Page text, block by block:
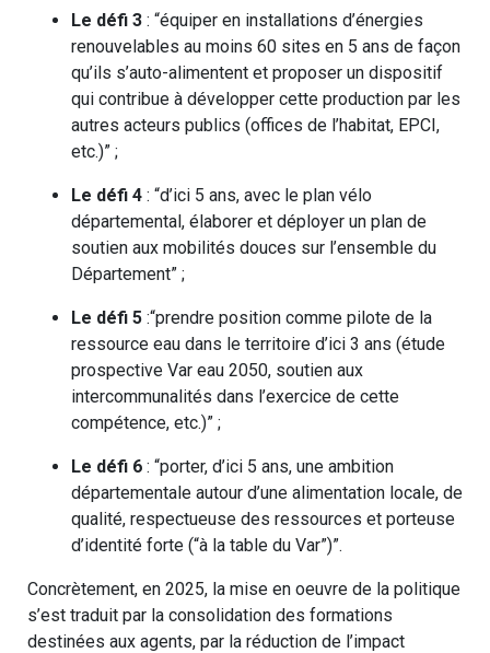
Le défi 3 : “équiper en installations d’énergies
renouvelables au moins 60 sites en 5 ans de façon
qu’ils s’auto-alimentent et proposer un dispositif
qui contribue à développer cette production par les
autres acteurs publics (offices de l’habitat, EPCI,
etc.)” ;
Le défi 4 : “d’ici 5 ans, avec le plan vélo
départemental, élaborer et déployer un plan de
soutien aux mobilités douces sur l’ensemble du
Département” ;
Le défi 5 :“prendre position comme pilote de la
ressource eau dans le territoire d’ici 3 ans (étude
prospective Var eau 2050, soutien aux
intercommunalités dans l’exercice de cette
compétence, etc.)” ;
Le défi 6 : “porter, d’ici 5 ans, une ambition
départementale autour d’une alimentation locale, de
qualité, respectueuse des ressources et porteuse
d’identité forte (“à la table du Var”)”.
Concrètement, en 2025, la mise en oeuvre de la politique
s’est traduit par la consolidation des formations
destinées aux agents, par la réduction de l’impact